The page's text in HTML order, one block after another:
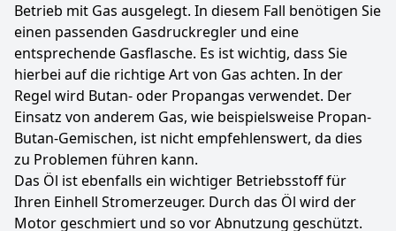
Betrieb mit Gas ausgelegt. In diesem Fall benötigen Sie
einen passenden Gasdruckregler und eine
entsprechende Gasflasche. Es ist wichtig, dass Sie
hierbei auf die richtige Art von Gas achten. In der
Regel wird Butan- oder Propangas verwendet. Der
Einsatz von anderem Gas, wie beispielsweise Propan-
Butan-Gemischen, ist nicht empfehlenswert, da dies
zu Problemen führen kann.
Das Öl ist ebenfalls ein wichtiger Betriebsstoff für
Ihren Einhell Stromerzeuger. Durch das Öl wird der
Motor geschmiert und so vor Abnutzung geschützt.